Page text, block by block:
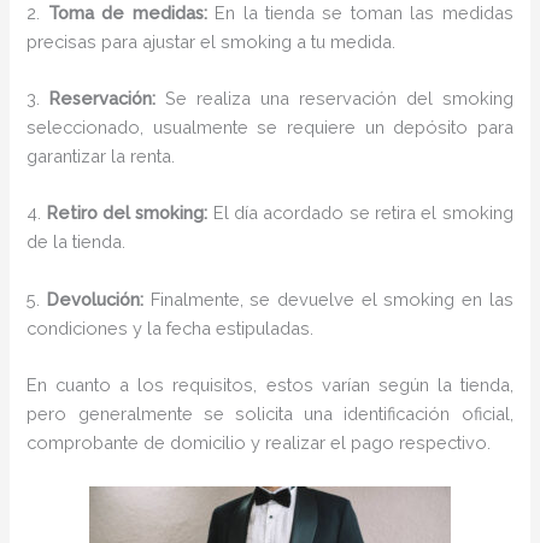
2. Toma de medidas:En la tienda se toman las medidas
precisas para ajustar el smoking a tu medida.
3. Reservación: Se realiza una reservación del smoking
seleccionado, usualmente se requiere un depósito para
garantizar la renta.
4. Retiro del smoking: El día acordado se retira el smoking
de la tienda.
5. Devolución: Finalmente, se devuelve el smoking en las
condiciones y la fecha estipuladas.
En cuanto a los requisitos, estos varían según la tienda,
pero generalmente se solicita una identificación oficial,
comprobante de domicilio y realizar el pago respectivo.